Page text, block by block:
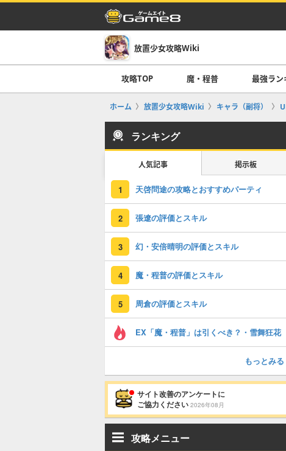
放置少女攻略Wiki
攻略TOP 魔・程普 最強ラン
ホーム 放置少女攻略Wiki キャラ（副将）
ランキング
人気記事 掲示板
1 天啓問途の攻略とおすすめパーティ
2 張遼の評価とスキル
3 幻・安倍晴明の評価とスキル
4 魔・程普の評価とスキル
5 周倉の評価とスキル
EX「魔・程普」は引くべき？・雪舞狂花
もっとみる
サイト改善のアンケートに
ご協力ください 2026年08月
攻略メニュー